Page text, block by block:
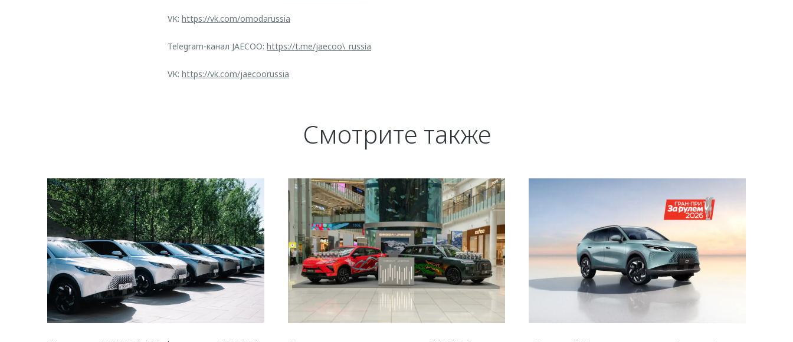
VK: https://vk.com/omodarussia
Telegram-канал JAECOO: https://t.me/jaecoo\_russia
VK: https://vk.com/jaecoorussia
Смотрите также